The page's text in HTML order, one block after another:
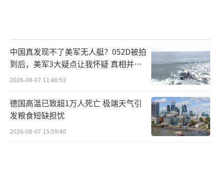
中国真发现不了美军无人艇？052D被拍
到后，美军3大疑点让我怀疑 真相并非
如此
2026-08-07 11:46:52
德国高温已致超1万人死亡 极端天气引
发粮食短缺担忧
2026-08-07 15:59:40